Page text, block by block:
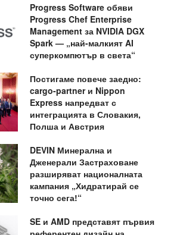
Progress Software обяви
Progress Chef Enterprise
Management за NVIDIA DGX
Spark — „най-малкият AI
суперкомпютър в света“
Постигаме повече заедно:
cargo-partner и Nippon
Express напредват с
интеграцията в Словакия,
Полша и Австрия
DEVIN Минерална и
Дженерали Застраховане
разширяват националната
кампания „Хидратирай се
точно сега!“
SE и AMD представят първия